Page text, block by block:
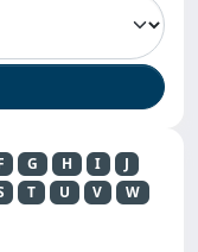
G H I
J
T U V
W